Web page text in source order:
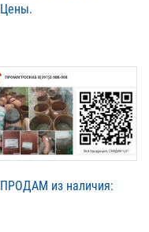
Цены.
ПРОДАМ из наличия: